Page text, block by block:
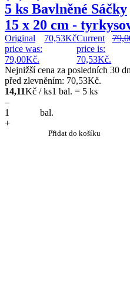
5 ks Bavlněné Sáčky
15 x 20 cm -
Original
price was:
79,00Kč.
70,53KčCurrent
price is:
70,53Kč.
Nejnižší cena za posledních 30
před zlevněním: 70,53Kč.
14,11Kč / ks1 bal. = 5 ks
–
bal.
+
Přidat do košíku